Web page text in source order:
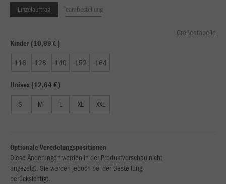
Einzelauftrag Teambestellung
Größentabelle
Kinder (10,99 €)
116 128 140 152 164
Unisex (12,64 €)
S M L XL XXL
Optionale Veredelungspositionen
Diese Änderungen werden in der Produktvorschau nicht
angezeigt. Sie werden jedoch bei der Bestellung
berücksichtigt.